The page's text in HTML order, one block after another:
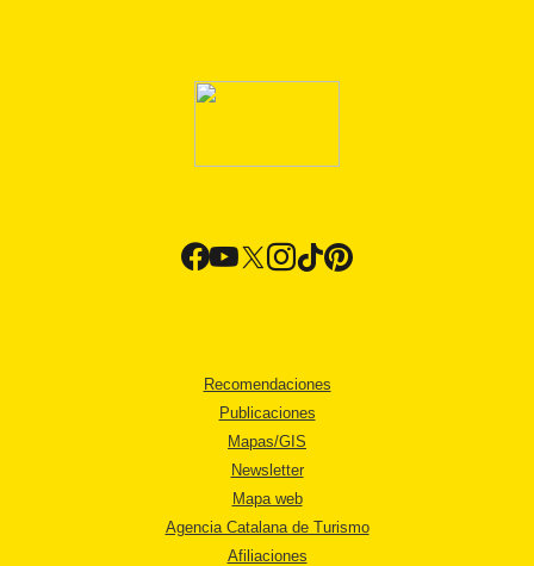
Recomendaciones
Publicaciones
Mapas/GIS
Newsletter
Mapa web
Agencia Catalana de Turismo
Afiliaciones